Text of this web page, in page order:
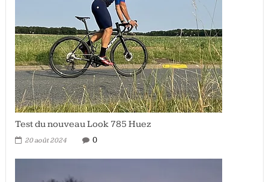
Test du nouveau Look 785 Huez
20 août 2024 0